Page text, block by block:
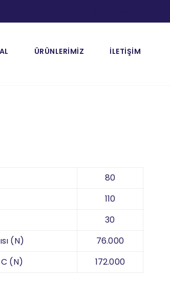
ÜRÜNLERİMİZ İLETİŞİM
80
110
30
(N)
76.000
(N)
172.000